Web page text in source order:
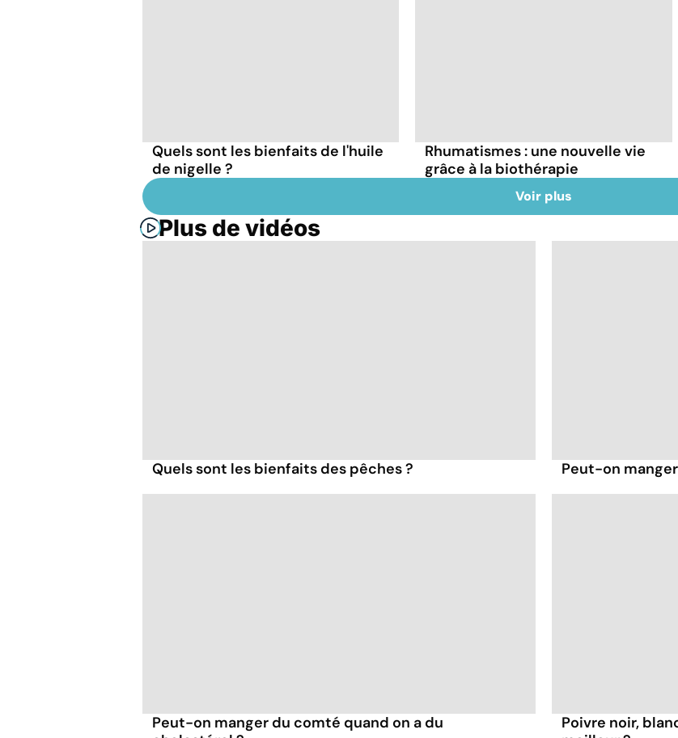
Quels sont les bienfaits de l'huile
de nigelle ?
Rhumatismes : une nouvelle vie
grâce à la biothérapie
Voir plus
Plus de vidéos
Quels sont les bienfaits des pêches ? Peut-on
Peut-on manger du comté quand on a du
Poivre noir,